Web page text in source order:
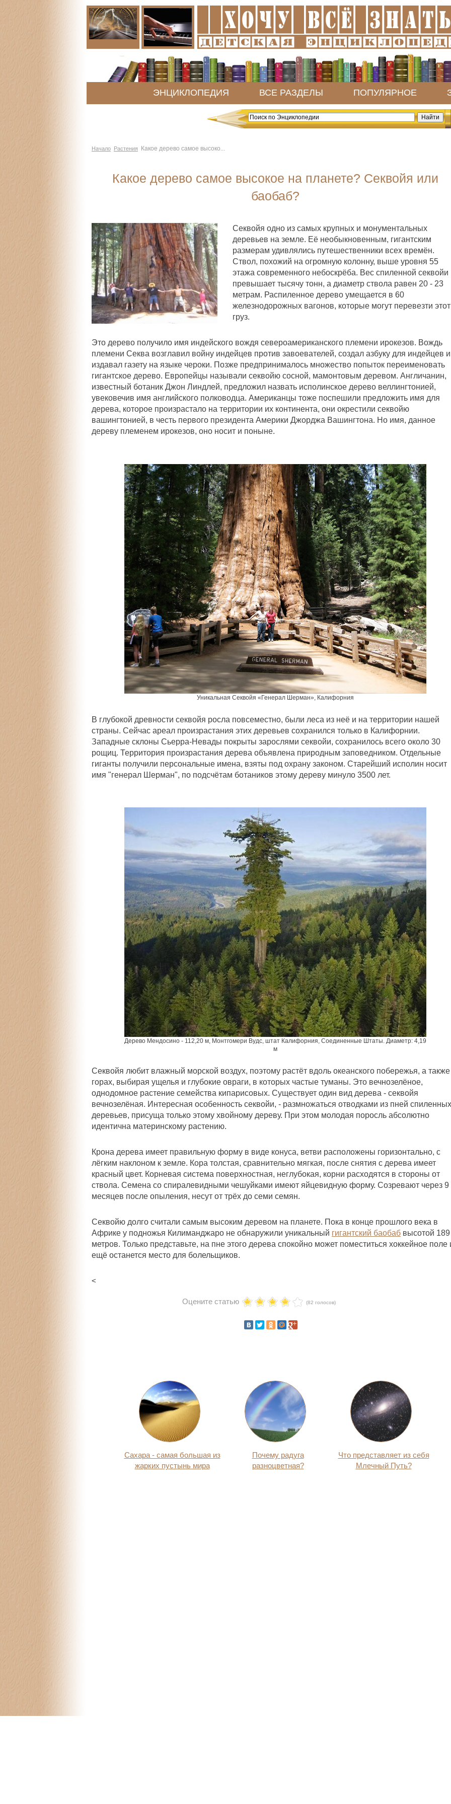
ЭНЦИКЛОПЕДИЯ ВСЕ РАЗДЕЛЫ ПОПУЛЯРНОЕ
Начало Растения Какое дерево самое высоко...
Какое дерево самое высокое на планете? Секвойя или
баобаб?
Секвойя одно из самых крупных и монументальных
деревьев на земле. Её необыкновенным, гигантским
размерам удивлялись путешественники всех времён.
Ствол, похожий на огромную колонну, выше уровня 55
этажа современного небоскрёба. Вес спиленной секвойи
превышает тысячу тонн, а диаметр ствола равен 20 - 23
метрам. Распиленное дерево умещается в 60
железнодорожных вагонов, которые могут перевезти этот
груз.
Это дерево получило имя индейского вождя североамериканского племени ирокезов. Вождь
племени Секва возглавил войну индейцев против завоевателей, создал азбуку для индейцев и
издавал газету на языке чероки. Позже предпринималось множество попыток переименовать
гигантское дерево. Европейцы называли секвойю сосной, мамонтовым деревом. Англичанин,
известный ботаник Джон Линдлей, предложил назвать исполинское дерево веллингтонией,
увековечив имя английского полководца. Американцы тоже поспешили предложить имя для
дерева, которое произрастало на территории их континента, они окрестили секвойю
вашингтонией, в честь первого президента Америки Джорджа Вашингтона. Но имя, данное
дереву племенем ирокезов, оно носит и поныне.
Уникальная Секвойя «Генерал Шерман», Калифорния
В глубокой древности секвойя росла повсеместно, были леса из неё и на территории нашей
страны. Сейчас ареал произрастания этих деревьев сохранился только в Калифорнии.
Западные склоны Сьерра-Невады покрыты зарослями секвойи, сохранилось всего около 30
рощиц. Территория произрастания дерева объявлена природным заповедником. Отдельные
гиганты получили персональные имена, взяты под охрану законом. Старейший исполин носит
имя "генерал Шерман", по подсчётам ботаников этому дереву минуло 3500 лет.
Дерево Мендосино - 112,20 м, Монтгомери Вудс, штат Калифорния, Соединенные Штаты. Диаметр: 4,19
м
Секвойя любит влажный морской воздух, поэтому растёт вдоль океанского побережья, а
горах, выбирая ущелья и глубокие овраги, в которых частые туманы. Это вечнозелёное,
однодомное растение семейства кипарисовых. Существует один вид дерева - секвойя
вечнозелёная. Интересная особенность секвойи, - размножаться отводками из пней спиленных
деревьев, присуща только этому хвойному дереву. При этом молодая поросль абсолютно
идентична материнскому растению.
Крона дерева имеет правильную форму в виде конуса, ветви расположены горизонтально, с
лёгким наклоном к земле. Кора толстая, сравнительно мягкая, после снятия с дерева имеет
красный цвет. Корневая система поверхностная, неглубокая, корни расходятся в стороны от
ствола. Семена со спиралевидными чешуйками имеют яйцевидную форму. Созревают через 9
месяцев после опыления, несут от трёх до семи семян.
Секвойю долго считали самым высоким деревом на планете. Пока в конце прошлого века в
Африке у подножья Килиманджаро не обнаружили уникальный гигантский баобаб высотой 189
метров. Только представьте, на пне этого дерева спокойно может поместиться хоккейное поле
ещё останется место для болельщиков.
<
Оцените статью (82 голосов)
Сахара - самая большая из
жарких пустынь мира
Почему радуга
разноцветная?
Что представляет из себя
Млечный Путь?